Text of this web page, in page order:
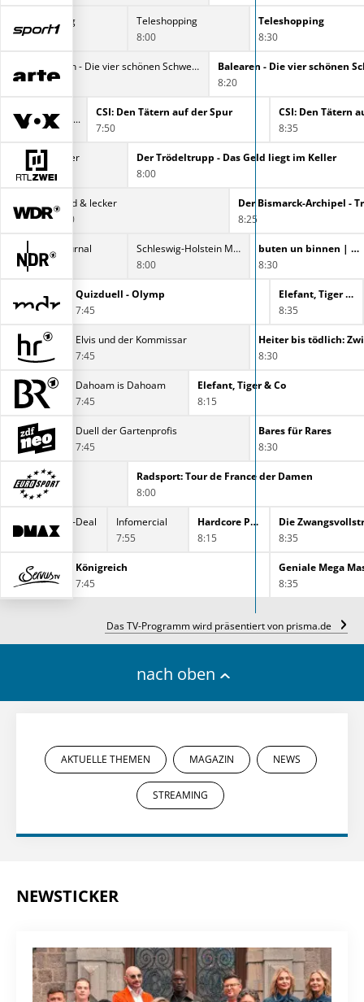
Teleshopping
7:30
Teleshopping
8:00
Teleshopping
8:30
Balearen - Die vier schönen Schwestern
7:35
8:20
CSI: Den Tätern auf der Spur
7:50
CSI: Den Tätern
8:35
liegt im Keller
Der Trödeltrupp - Das Geld liegt im Keller
8:00
Land & lecker
7:40
8:25
Hamburg Journal
7:30
Schleswig-Holstein Magazin
8:00
buten un binnen | regionalmagazin
8:30
Ärzte
Quizduell - Olymp
7:45
Elefant, Tiger & Co.
8:35
Elvis und der Kommissar
7:45
8:30
Dahoam
Dahoam is Dahoam
7:45
Elefant, Tiger & Co
8:15
Duell der Gartenprofis
7:45
Bares für Rares
8:30
Radsport: Tour de France der Damen
8:00
Traumauto-Deal
Infomercial
7:55
Hardcore Pawn - Das härteste Pfandhaus Detroits
8:15
Die
8:35
Königreich
7:45
Geniale Mega
8:35
Das TV-Programm wird präsentiert von prisma.de
nach oben
AKTUELLE THEMEN MAGAZIN NEWS
STREAMING
NEWSTICKER